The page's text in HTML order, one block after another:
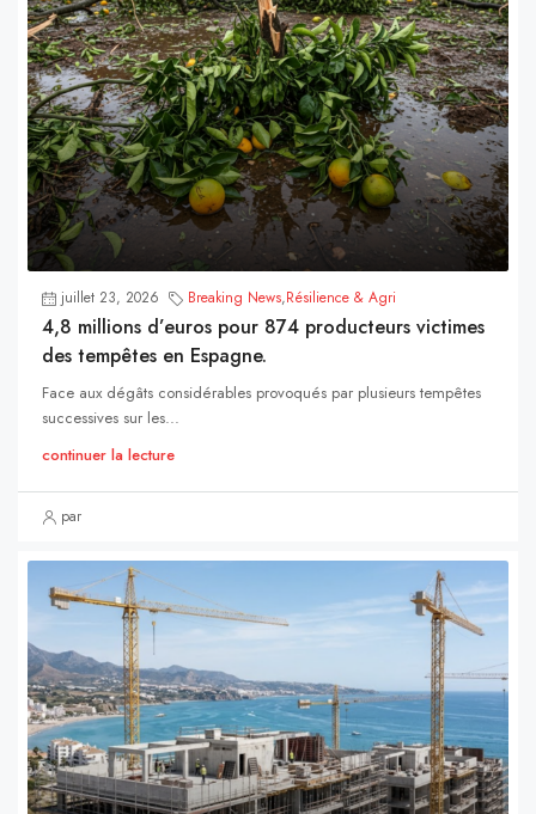
juillet 23, 2026 Breaking News,Résilience & Agri
4,8 millions d’euros pour 874 producteurs victimes
des tempêtes en Espagne.
Face aux dégâts considérables provoqués par plusieurs tempêtes
successives sur les...
continuer la lecture
par